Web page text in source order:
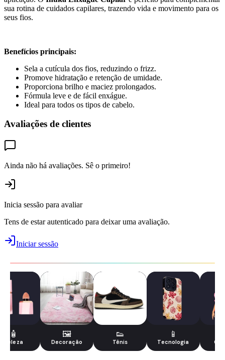
sua rotina de cuidados capilares, trazendo vida e movimento para os
seus fios.
Benefícios principais:
Sela a cutícula dos fios, reduzindo o frizz.
Promove hidratação e retenção de umidade.
Proporciona brilho e maciez prolongados.
Fórmula leve e de fácil enxágue.
Ideal para todos os tipos de cabelo.
Avaliações de clientes
Ainda não há avaliações. Sê o primeiro!
Inicia sessão para avaliar
Tens de estar autenticado para deixar uma avaliação.
Iniciar sessão
🧴
Beleza
🖼️
Decoração
👟
Tênis
📱
Tecnologia